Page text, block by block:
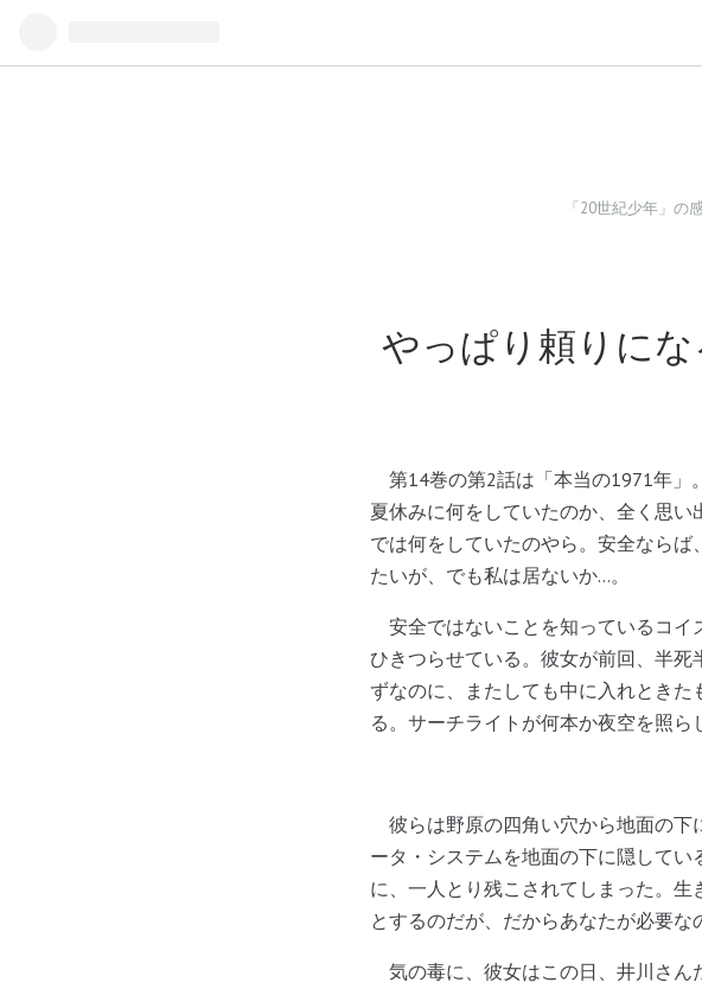
「20世紀少年」
やっぱり頼りに
第14巻の第2話は「本当の1971年」
夏休みに何をしていたのか、全く思
では何をしていたのやら。安全ならば
たいが、でも私は居ないか...。
安全ではないことを知っているコイ
ひきつらせている。彼女が前回、半
ずなのに、またしても中に入れとき
る。サーチライトが何本か夜空を照ら
彼らは野原の四角い穴から地面の下
ータ・システムを地面の下に隠して
に、一人とり残こされてしまった。
とするのだが、だからあなたが必要な
気の毒に、彼女はこの日、井川さん